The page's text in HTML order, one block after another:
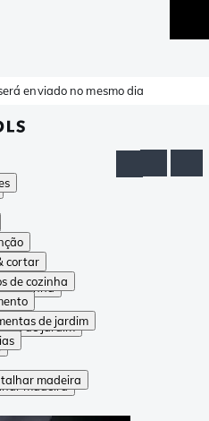
enviado no mesmo dia
cortar
de cozinha
de jardim
madeira
cozinha
de jardim
madeira